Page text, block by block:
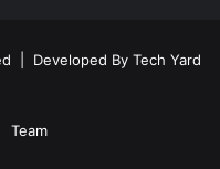
| Developed By Tech Yard
Team